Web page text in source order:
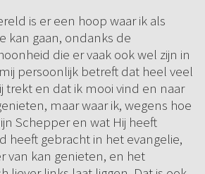
is er een hoop waar ik als
kan gaan, ondanks de
die er vaak ook wel zijn in
persoonlijk betreft dat heel veel
trekt en dat ik mooi vind en naar
maar waar ik, wegens hoe
Schepper en wat Hij heeft
heeft gebracht in het evangelie,
van kan genieten, en het